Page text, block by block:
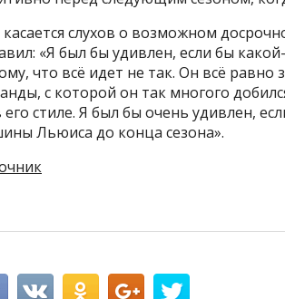
слухов о возможном
«Я был бы удивлен, если бы
что всё идет не так. Он всё равно
с которой он так многого
его стиле. Я был бы очень удивлен,
Льюиса до конца сезона».